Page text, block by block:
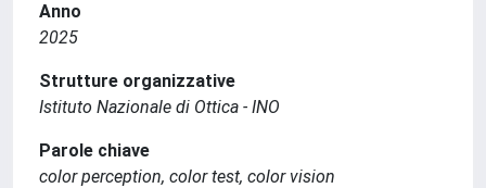
Anno
2025
Strutture organizzative
Istituto Nazionale di Ottica - INO
Parole chiave
color perception, color test, color vision